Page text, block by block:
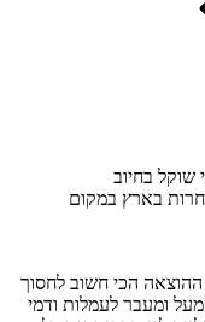
שוקל בחיוב
בארץ במקום
ההוצאה הכי חשוב לחסוך
ומעבר לעמלות ודמי